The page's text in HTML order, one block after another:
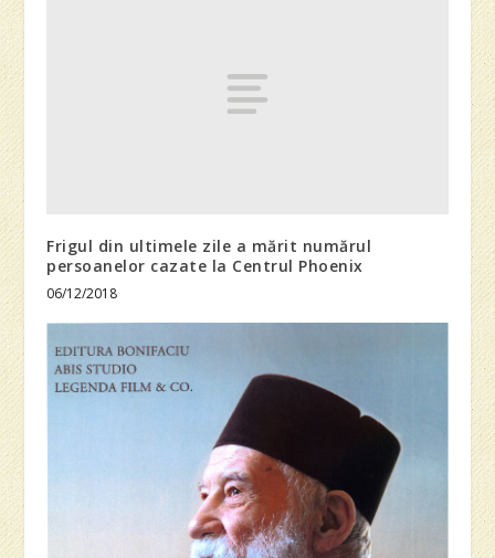
Frigul din ultimele zile a mărit numărul
persoanelor cazate la Centrul Phoenix
06/12/2018